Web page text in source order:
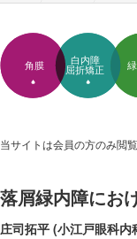
角膜
白内障
屈折矯正
当サイトは会員の方のみ閲
落屑緑内障にお
庄司拓平 (小江戸眼科内